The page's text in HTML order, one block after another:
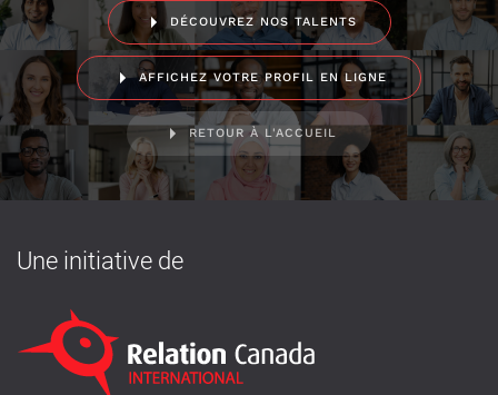
DÉCOUVREZ NOS TALENTS
AFFICHEZ VOTRE PROFIL EN LIGNE
RETOUR À L'ACCUEIL
Une initiative de